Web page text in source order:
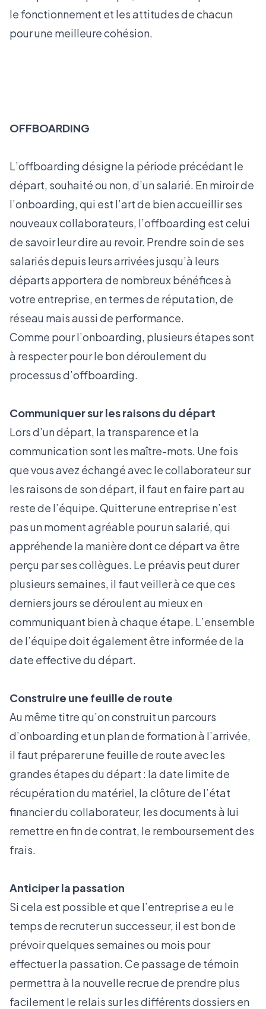
le fonctionnement et les attitudes de chacun
pour une meilleure cohésion.
OFFBOARDING
L’offboarding désigne la période précédant le
départ, souhaité ou non, d’un salarié. En miroir de
l’onboarding, qui est l’art de bien accueillir ses
nouveaux collaborateurs, l’offboarding est celui
de savoir leur dire au revoir. Prendre soin de ses
salariés depuis leurs arrivées jusqu’à leurs
départs apportera de nombreux bénéfices à
votre entreprise, en termes de réputation, de
réseau mais aussi de performance.
Comme pour l’onboarding, plusieurs étapes sont
à respecter pour le bon déroulement du
processus d’offboarding.
Communiquer sur les raisons du départ
Lors d’un départ, la transparence et la
communication sont les maître-mots. Une fois
que vous avez échangé avec le collaborateur sur
les raisons de son départ, il faut en faire part au
reste de l’équipe. Quitter une entreprise n’est
pas un moment agréable pour un salarié, qui
appréhende la manière dont ce départ va être
perçu par ses collègues. Le préavis peut durer
plusieurs semaines, il faut veiller à ce que ces
derniers jours se déroulent au mieux en
communiquant bien à chaque étape. L’ensemble
de l’équipe doit également être informée de la
date effective du départ.
Construire une feuille de route
Au même titre qu’on construit un parcours
d’onboarding et un plan de formation à l’arrivée,
il faut préparer une feuille de route avec les
grandes étapes du départ : la date limite de
récupération du matériel, la clôture de l’état
financier du collaborateur, les documents à lui
remettre en fin de contrat, le remboursement des
frais.
Anticiper la passation
Si cela est possible et que l’entreprise a eu le
temps de recruter un successeur, il est bon de
prévoir quelques semaines ou mois pour
effectuer la passation. Ce passage de témoin
permettra à la nouvelle recrue de prendre plus
facilement le relais sur les différents dossiers en